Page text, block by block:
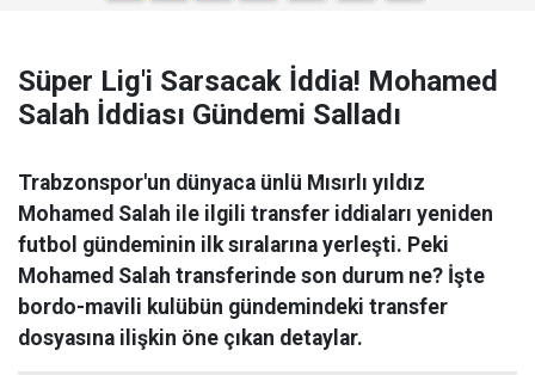
Süper Lig'i Sarsacak İddia! Mohamed
Salah İddiası Gündemi Salladı
Trabzonspor'un dünyaca ünlü Mısırlı yıldız
Mohamed Salah ile ilgili transfer iddiaları yeniden
futbol gündeminin ilk sıralarına yerleşti. Peki
Mohamed Salah transferinde son durum ne? İşte
bordo-mavili kulübün gündemindeki transfer
dosyasına ilişkin öne çıkan detaylar.